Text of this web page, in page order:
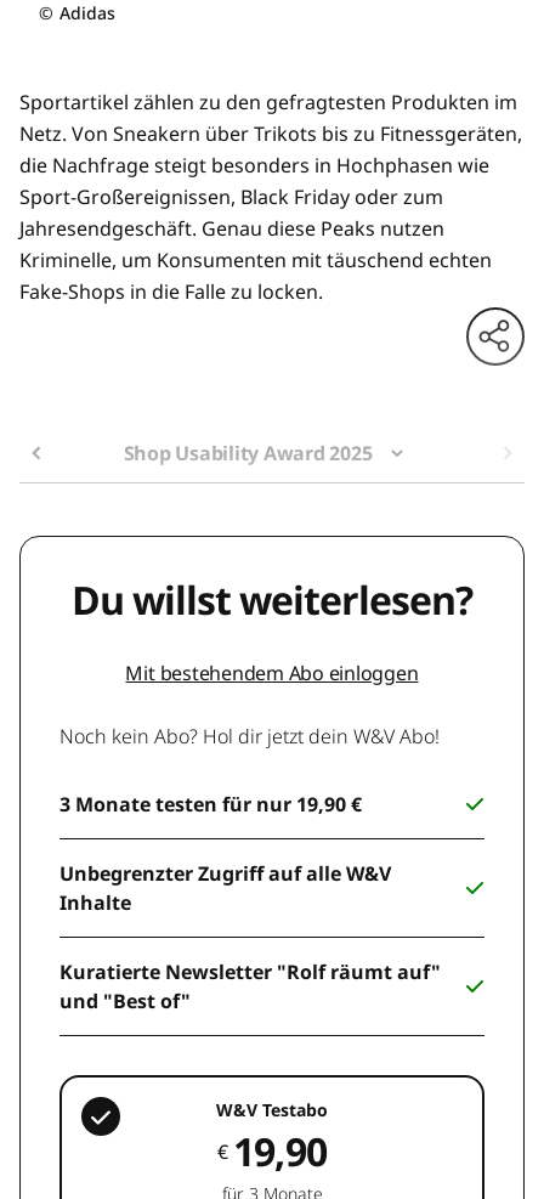
© Adidas
Sportartikel zählen zu den gefragtesten Produkten im
Netz. Von Sneakern über Trikots bis zu Fitnessgeräten,
die Nachfrage steigt besonders in Hochphasen wie
Sport-Großereignissen, Black Friday oder zum
Jahresendgeschäft. Genau diese Peaks nutzen
Kriminelle, um Konsumenten mit täuschend echten
Fake-Shops in die Falle zu locken.
Shop Usability Award 2025
Du willst weiterlesen?
Mit bestehendem Abo einloggen
Noch kein Abo? Hol dir jetzt dein W&V Abo!
3 Monate testen für nur 19,90 €
Unbegrenzter Zugriff auf alle W&V
Inhalte
Kuratierte Newsletter "Rolf räumt auf"
und "Best of"
W&V Testabo
€ 19,90
für 3 Monate